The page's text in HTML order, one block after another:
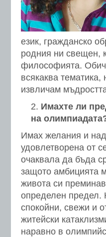
език, гражданско
родния ни свещен,
философията.
всякаква
извличам
Имахте ли
на
Имах желания и
удовлетворена от
очаквала да бъда
защото амбицията
живота си
определен предел.
спокойни, свежи и
житейски
наравно в